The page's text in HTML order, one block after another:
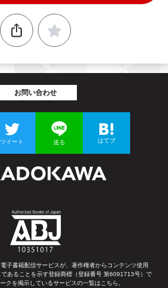
お問い合わせ
ツイート 送る はてブ
子書籍配信サービスが、著作権者からコンテンツ使用
あることを示す登録商標（登録番号 第6091713号）で
クを掲示しているサービスの一覧はこちら。